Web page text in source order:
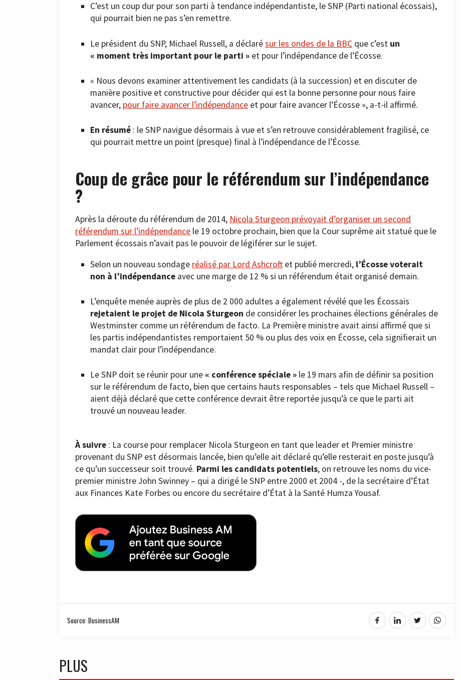
C’est un coup dur pour son parti à tendance indépendantiste, le SNP (Parti national écossais),
qui pourrait bien ne pas s’en remettre.
Le président du SNP, Michael Russell, a déclarésur les ondes de la BBC que c’est un
« moment très important pour le parti » et pour l’indépendance de l’Écosse.
« Nous devons examiner attentivement les candidats (à la succession) et en discuter de
manière positive et constructive pour décider qui est la bonne personne pour nous faire
avancer, pour faire avancer l’indépendance et pour faire avancer l’Écosse », a-t-il affirmé.
En résumé : le SNP navigue désormais à vue et s’en retrouve considérablement fragilisé, ce
qui pourrait mettre un point (presque) final à l’indépendance de l’Écosse.
Coup de grâce pour le référendum sur l’indépendance
?
Après la déroute du référendum de 2014, Nicola Sturgeon prévoyait d’organiser un second
référendum sur l’indépendance le 19 octobre prochain, bien que la Cour suprême ait statué que le
Parlement écossais n’avait pas le pouvoir de légiférer sur le sujet.
Selon un nouveau sondage réalisé par Lord Ashcroftet publié mercredi, l’Écosse voterait
non à l’indépendance avec une marge de 12 % si un référendum était organisé demain.
L’enquête menée auprès de plus de 2 000 adultes a également révélé que les Écossais
rejetaient le projet de Nicola Sturgeon de considérer les prochaines élections générales de
Westminster comme un référendum de facto. La Première ministre avait ainsi affirmé que si
les partis indépendantistes remportaient 50 % ou plus des voix en Écosse, cela signifierait un
mandat clair pour l’indépendance.
Le SNP doit se réunir pour une « conférence spéciale » le 19 mars afin de définir sa position
sur le référendum de facto, bien que certains hauts responsables – tels que Michael Russell –
aient déjà déclaré que cette conférence devrait être reportée jusqu’à ce que le parti ait
trouvé un nouveau leader.
À suivre : La course pour remplacer Nicola Sturgeon en tant que leader et Premier ministre
provenant du SNP est désormais lancée, bien qu’elle ait déclaré qu’elle resterait en poste jusqu’à
ce qu’un successeur soit trouvé. Parmi les candidats potentiels, on retrouve les noms du vice-
premier ministre John Swinney – qui a dirigé le SNP entre 2000 et 2004 -, de la secrétaire d’État
aux Finances Kate Forbes ou encore du secrétaire d’État à la Santé Humza Yousaf.
Source: BusinessAM
PLUS